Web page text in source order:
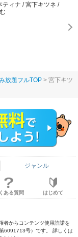
ティナ / 宮下キツネ /
放題フルTOP
宮下キツ
ジャンル
ある質問 はじめて
者からコンテンツ使用許諾を
6091713号）です。 詳しくは